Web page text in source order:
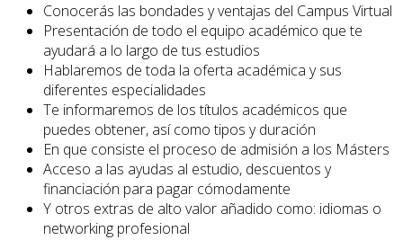
Conocerás las bondades y ventajas del Campus Virtual
Presentación de todo el equipo académico que te
ayudará a lo largo de tus estudios
Hablaremos de toda la oferta académica y sus
diferentes especialidades
Te informaremos de los títulos académicos que
puedes obtener, así como tipos y duración
En que consiste el proceso de admisión a los Másters
Acceso a las ayudas al estudio, descuentos y
financiación para pagar cómodamente
Y otros extras de alto valor añadido como: idiomas o
networking profesional